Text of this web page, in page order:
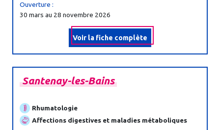
Ouverture :
30 mars au 28 novembre 2026
Voir la fiche complète
Santenay-les-Bains
Rhumatologie
Affections digestives et maladies métaboliques